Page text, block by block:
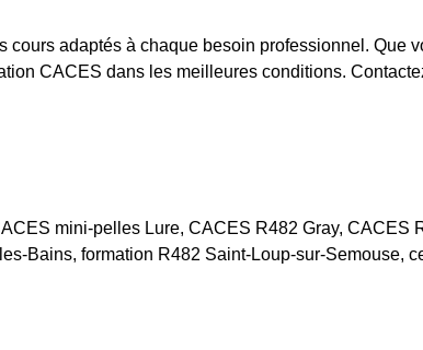
cours adaptés à chaque besoin professionnel. Que
CACES dans les meilleures conditions.
mini-pelles Lure, CACES R482 Gray,
Bains, formation R482 Saint-Loup-sur-Semouse,